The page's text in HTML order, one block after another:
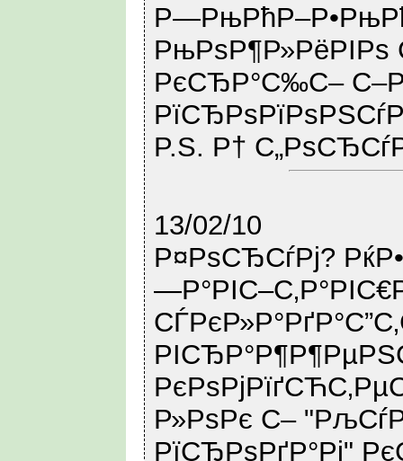
РњРѕР¶Р»РёРІРѕ
РєСЂР°С‰С–
P.S. Р†
13/02/10
Р¤РѕСЂСѓРј?
Р»РѕРє С–
РїСЂРѕРґР°Рј"